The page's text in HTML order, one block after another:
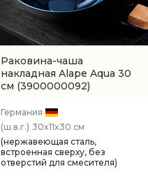
Раковина-чаша
накладная Alape Aqua 30
см (3900000092)
Германия
(ш.в.г.) 30x11x30 см
(нержавеющая сталь,
встроенная сверху, без
отверстий для смесителя)